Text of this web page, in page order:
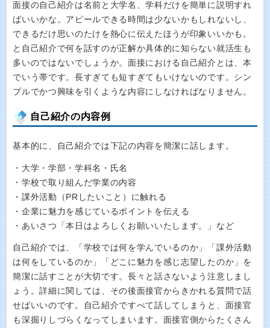
面接の自己紹介は名前と大学名、学科だけを簡単に説明すれ
ばいいかな。アピールできる時間は少ないかもしれないし、
できるだけ思いのたけを熱心に伝えたほうが印象いいかも。
と自己紹介で何を話すのが正解か具体的に知らない就活生も
多いのではないでしょうか。面接における自己紹介とは、本
でいう帯です。長すぎても短すぎてもいけないのです。シン
プルでかつ興味を引くような内容にしなければなりません。
自己紹介の内容例
基本的に、自己紹介では下記の内容を簡潔に話します。
・大学・学部・学科名・氏名
・学校で取り組んだ学業の内容
・課外活動（PRしたいこと）に触れる
・企業に魅力を感じているポイントを伝える
・あいさつ「本日はよろしくお願いいたします。」など
自己紹介では、「学校では何を学んでいるのか」「課外活動
は何をしているのか」「どこに魅力を感じ志望したのか」を
簡潔に話すことが大切です。長々と話さないよう注意しまし
ょう。詳細に関しては、その後面接官からきかれる質問で話
せばいいのです。自己紹介ですべて話してしまうと、面接官
も深掘りしづらくなってしまいます。面接官側からたくさん